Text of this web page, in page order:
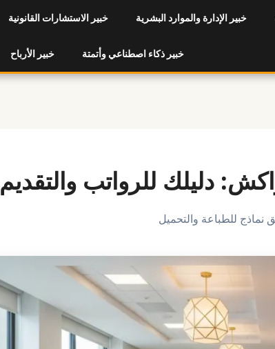
خبير الإدارة والموارد البشرية خبير الاستشارات القانونية
خبير ذكاء اصطناعي وأتمتة خبير الأرباح
دليلك للرواتب والتقديم
نماذج للطباعة والتحميل